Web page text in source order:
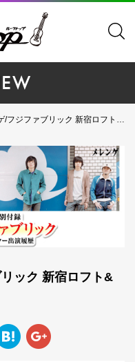
リック 新宿ロフト&下北沢シェルター出演履歴
ック 新宿ロフト&